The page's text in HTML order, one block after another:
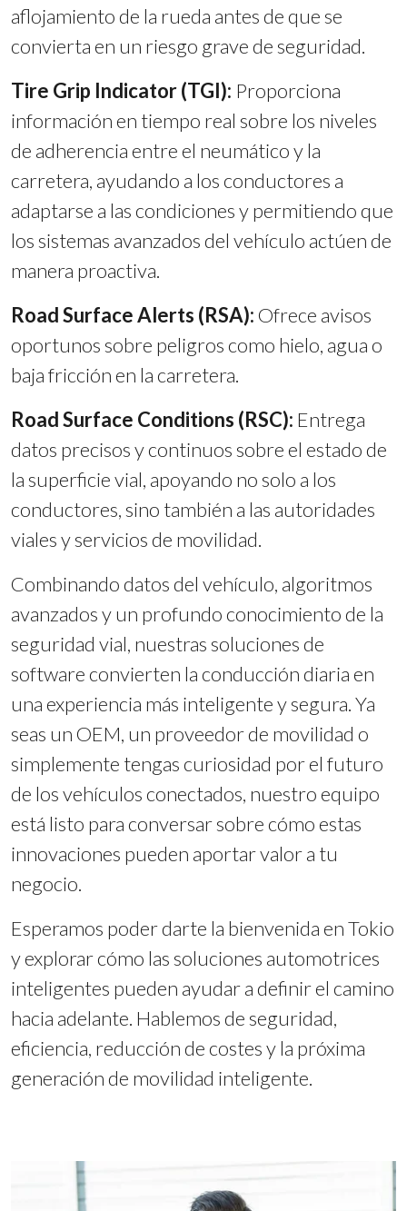
aflojamiento de la rueda antes de que se
convierta en un riesgo grave de seguridad.
Tire Grip Indicator (TGI): Proporciona
información en tiempo real sobre los niveles
de adherencia entre el neumático y la
carretera, ayudando a los conductores a
adaptarse a las condiciones y permitiendo que
los sistemas avanzados del vehículo actúen de
manera proactiva.
Road Surface Alerts (RSA):Ofrece avisos
oportunos sobre peligros como hielo, agua o
baja fricción en la carretera.
Road Surface Conditions (RSC): Entrega
datos precisos y continuos sobre el estado de
la superficie vial, apoyando no solo a los
conductores, sino también a las autoridades
viales y servicios de movilidad.
Combinando datos del vehículo, algoritmos
avanzados y un profundo conocimiento de la
seguridad vial, nuestras soluciones de
software convierten la conducción diaria en
una experiencia más inteligente y segura. Ya
seas un OEM, un proveedor de movilidad o
simplemente tengas curiosidad por el futuro
de los vehículos conectados, nuestro equipo
está listo para conversar sobre cómo estas
innovaciones pueden aportar valor a tu
negocio.
Esperamos poder darte la bienvenida en Tokio
y explorar cómo las soluciones automotrices
inteligentes pueden ayudar a definir el camino
hacia adelante. Hablemos de seguridad,
eficiencia, reducción de costes y la próxima
generación de movilidad inteligente.